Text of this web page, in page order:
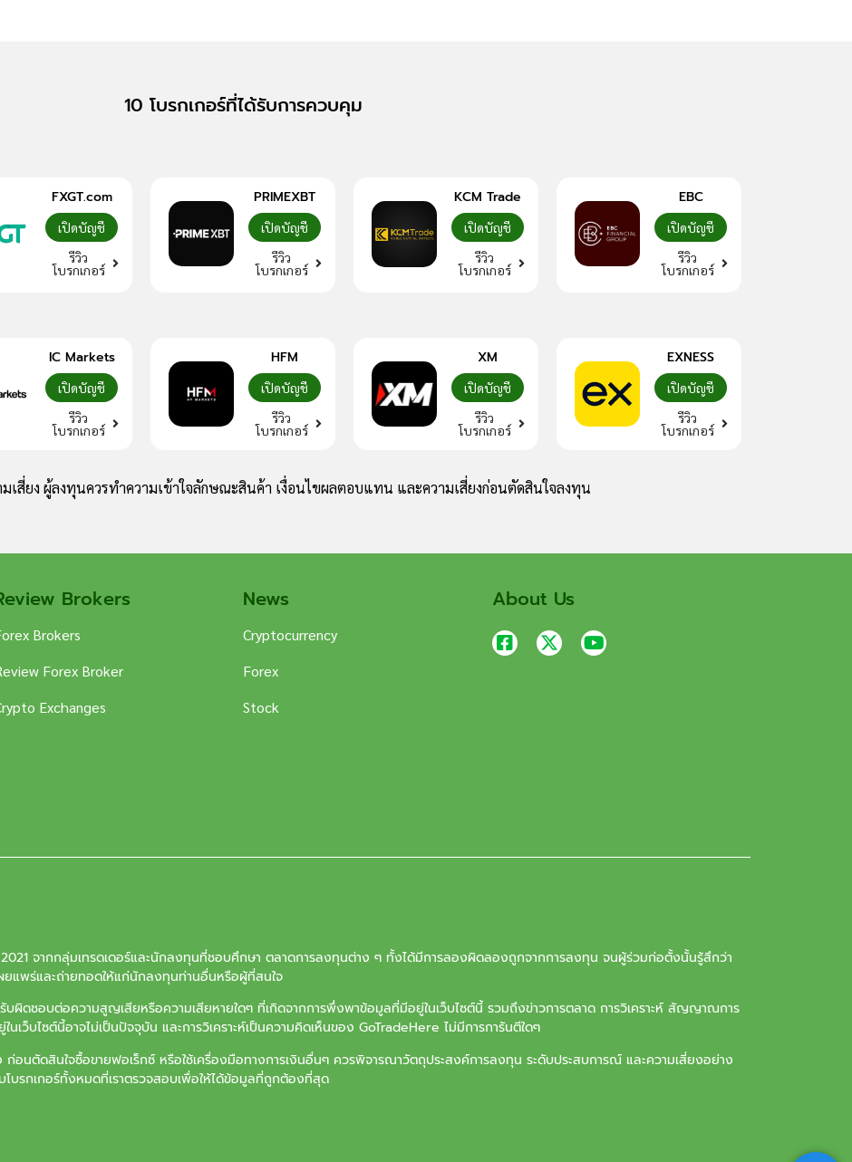
10 โบรกเกอร์ที่ได้รับการควบคุม
FXGT.com
เปิดบัญชี
รีวิว
โบรกเกอร์
PRIMEXBT
เปิดบัญชี
รีวิว
โบรกเกอร์
KCM Trade
เปิดบัญชี
รีวิว
โบรกเกอร์
EBC
เปิดบัญชี
รีวิว
โบรกเกอร์
IC Markets
เปิดบัญชี
รีวิว
โบรกเกอร์
HFM
เปิดบัญชี
รีวิว
โบรกเกอร์
XM
เปิดบัญชี
รีวิว
โบรกเกอร์
EXNESS
เปิดบัญชี
รีวิว
โบรกเกอร์
เสี่ยง ผู้ลงทุนควรทำความเข้าใจลักษณะสินค้า เงื่อนไขผลตอบแทน และความเสี่ยงก่อนตัดสินใจลงทุน
Brokers
Brokers
Forex Broker
Exchanges
News
Cryptocurrency
Forex
Stock
About Us
จากกลุ่มเทรดเดอร์และนักลงทุนที่ชอบศึกษา ตลาดการลงทุนต่าง ๆ ทั้งได้มีการลองผิดลองถูกจากการลงทุน จนผู้ร่วมก่อตั้งนั้นรู้สึกว่า
ยแพร่และถ่ายทอดให้แก่นักลงทุนท่านอื่นหรือผู้ที่สนใจ
บผิดชอบต่อความสูญเสียหรือความเสียหายใดๆ ที่เกิดจากการพึ่งพาข้อมูลที่มีอยู่ในเว็บไซต์นี้ รวมถึงข่าวการตลาด การวิเคราะห์ สัญญาณการ
ว็บไซต์นี้อาจไม่เป็นปัจจุบัน และการวิเคราะห์เป็นความคิดเห็นของ GoTradeHere ไม่มีการการันตีใดๆ
ก่อนตัดสินใจซื้อขายฟอเร็กซ์ หรือใช้เครื่องมือทางการเงินอื่นๆ ควรพิจารณาวัตถุประสงค์การลงทุน ระดับประสบการณ์ และความเสี่ยงอย่าง
บรกเกอร์ทั้งหมดที่เราตรวจสอบเพื่อให้ได้ข้อมูลที่ถูกต้องที่สุด